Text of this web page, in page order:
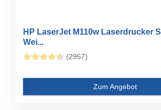
HP LaserJet M110w Laserdrucker
Wei...
(2957)
Zum Angebot